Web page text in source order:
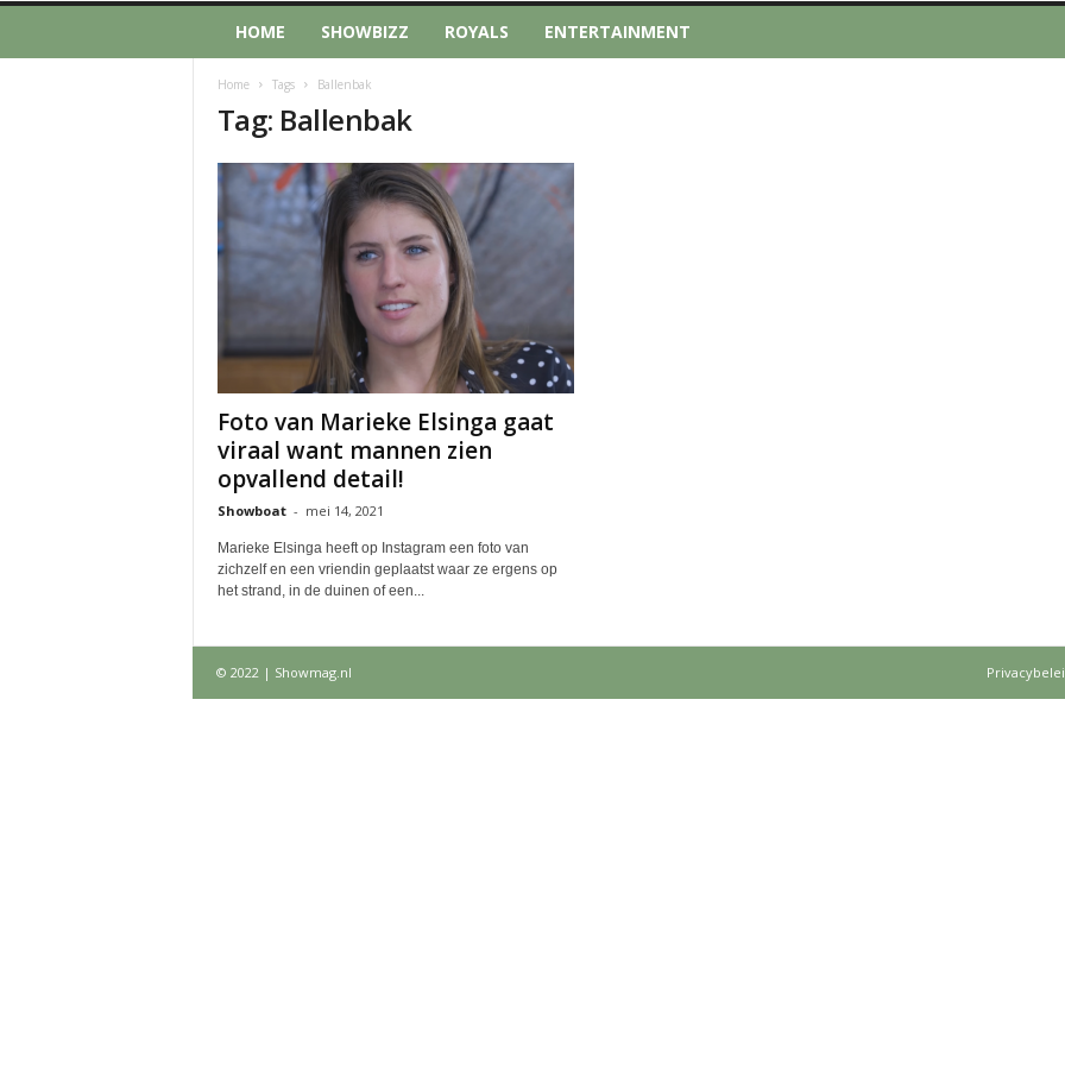
HOME SHOWBIZZ ROYALS ENTERTAINMENT
Home Tags Ballenbak
Tag: Ballenbak
Foto van Marieke Elsinga gaat
viraal want mannen zien
opvallend detail!
Showboat - mei 14, 2021
Marieke Elsinga heeft op Instagram een foto van
zichzelf en een vriendin geplaatst waar ze ergens op
het strand, in de duinen of een...
© 2022 | Showmag.nl